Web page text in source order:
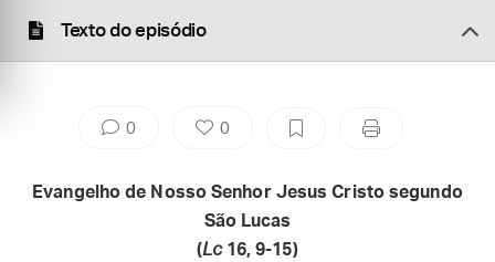
Texto do episódio
0 0
Evangelho de Nosso Senhor Jesus Cristo segundo
São Lucas
(Lc16, 9-15)